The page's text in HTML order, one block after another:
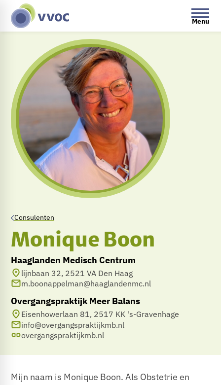
Menu
Consulenten
Monique Boon
Haaglanden Medisch Centrum
lijnbaan 32, 2521 VA Den Haag
m.boonappelman@haaglandenmc.nl
Overgangspraktijk Meer Balans
Eisenhowerlaan 81, 2517 KK 's-Gravenhage
info@overgangspraktijkmb.nl
overgangspraktijkmb.nl
Mijn naam is Monique Boon. Als Obstetrie en